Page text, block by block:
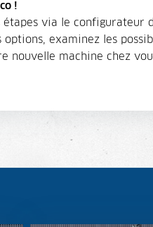
!
via le configurateur
examinez les
machine chez